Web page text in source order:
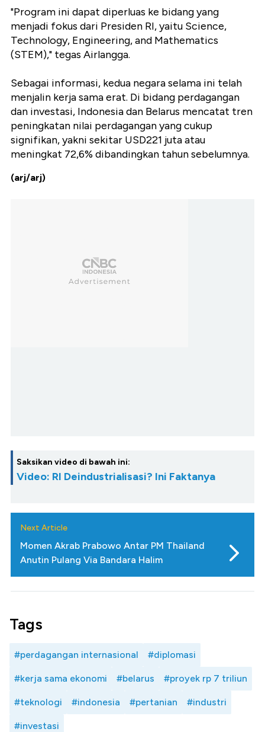
"Program ini dapat diperluas ke bidang yang
menjadi fokus dari Presiden RI, yaitu Science,
Technology, Engineering, and Mathematics
(STEM)," tegas Airlangga.
Sebagai informasi, kedua negara selama ini telah
menjalin kerja sama erat. Di bidang perdagangan
dan investasi, Indonesia dan Belarus mencatat tren
peningkatan nilai perdagangan yang cukup
signifikan, yakni sekitar USD221 juta atau
meningkat 72,6% dibandingkan tahun sebelumnya.
(arj/arj)
Saksikan video di bawah ini:
Video: RI Deindustrialisasi? Ini Faktanya
Next Article
Momen Akrab Prabowo Antar PM Thailand
Anutin Pulang Via Bandara Halim
Tags
#perdagangan internasional #diplomasi
#kerja sama ekonomi #belarus #proyek rp 7 triliun
#teknologi #indonesia #pertanian #industri
#investasi